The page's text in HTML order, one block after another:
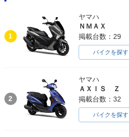
1
ヤマハ
ＮＭＡＸ
掲載台数：29
バイクを探す
2
ヤマハ
ＡＸＩＳ Ｚ
掲載台数：32
バイクを探す